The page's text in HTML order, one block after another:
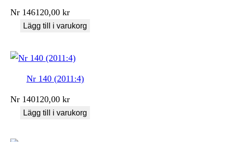
Nr 146120,00kr
Lägg till i varukorg
Nr 140 (2011:4)
Nr 140120,00kr
Lägg till i varukorg